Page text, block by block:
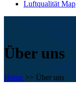
Luftqualität Map
Über uns
Home >> Über uns